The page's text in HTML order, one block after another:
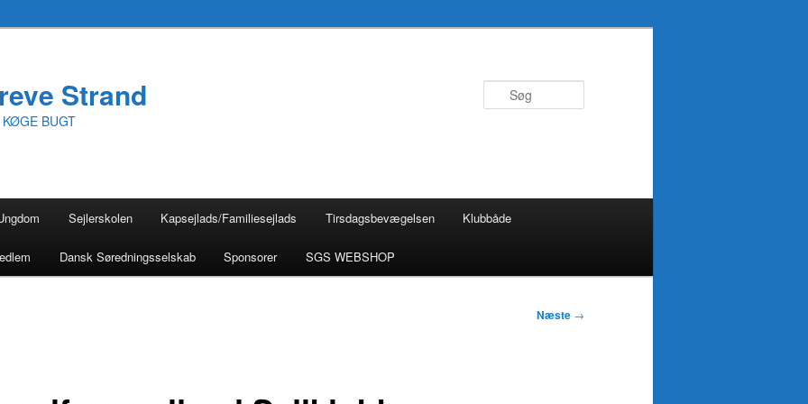
Strand
BUGT
Sejlerskolen Kapsejlads/Familiesejlads Tirsdagsbevægelsen Klubbåde
Dansk Søredningsselskab Sponsorer SGS WEBSHOP
Næste →